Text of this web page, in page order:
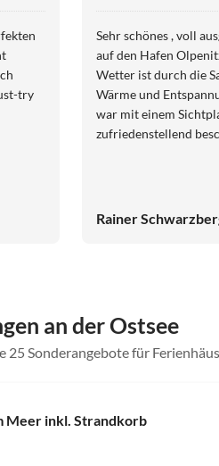
try
Sehr schönes , voll
auf den Hafen
Wetter ist durch die
Wärme und
war mit einem
zufriedenstellend
Rainer
an der Ostsee
Sonderangebote für
Meer inkl. Strandkorb